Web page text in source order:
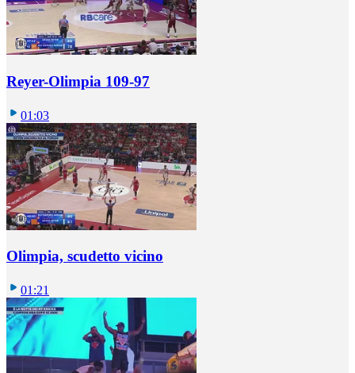
Reyer-Olimpia 109-97
01:03
Olimpia, scudetto vicino
01:21